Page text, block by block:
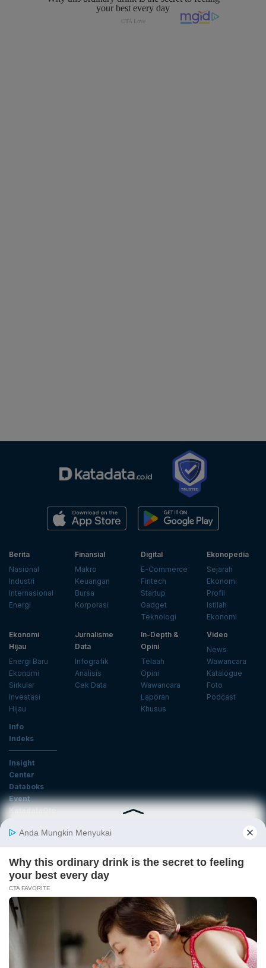
Berita
Nasional
Industri
Internasional
Energi
Finansial
Makro
Keuangan
Bursa
Korporasi
Digital
E-Commerce
Fintech
Startup
Gadget
Teknologi
Ekonopedia
Sejarah
Ekonomi
Profil
Istilah
Ekonomi
Ekonomi
Hijau
Energi Baru
Ekonomi
Sirkular
Investasi
Hijau
Jurnalisme
Data
Infografik
Analisis
Cek Data
In-Depth &
Opini
Telaah
Opini
Wawancara
Laporan
Khusus
Video
News
Wawancara
Katalogue
Foto
Podcast
Info
Indeks
Insight
Center
Databoks
Event
KatadataOto
Email
Daftar
Tentang Katadata Advertising Karier
Pedoman Media Siber
Kebijakan Privasi
Disclaimer
Hubungi Kami